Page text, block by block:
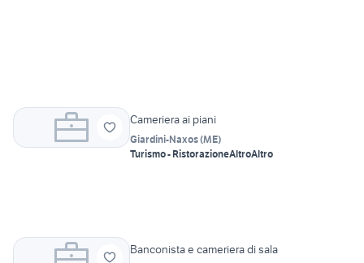
Cameriera ai piani
Giardini-Naxos(ME)
Turismo - RistorazioneAltroAltro
Banconista e cameriera di sala